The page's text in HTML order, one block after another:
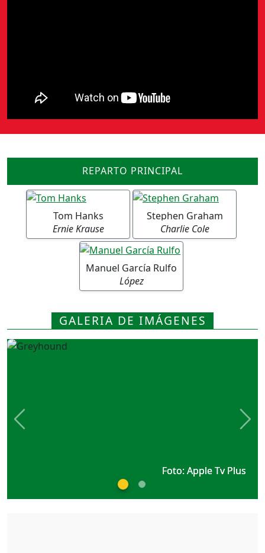
REPARTO PRINCIPAL
Tom Hanks
Ernie Krause
Stephen Graham
Charlie Cole
Manuel García Rulfo
López
GALERIA DE IMÁGENES
Foto: Apple Tv Plus
Foto: Apple Tv Plus
Previous Next